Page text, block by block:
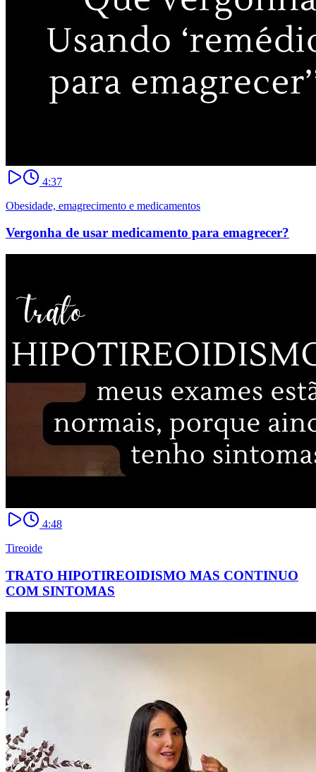
4:37
Obesidade, emagrecimento e medicamentos
Vergonha de usar medicamento para emagrecer?
4:48
Tireoide
TRATO HIPOTIREOIDISMO MAS CONTINUO
COM SINTOMAS